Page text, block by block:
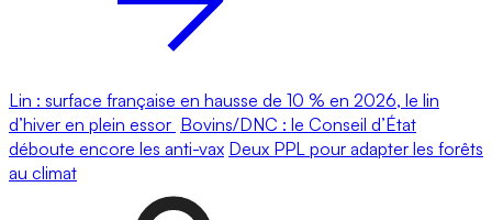
Lin : surface française en hausse de 10 % en 2026, le lin
d’hiver en plein essor Bovins/DNC : le Conseil d’État
déboute encore les anti-vax Deux PPL pour adapter les forêts
au climat